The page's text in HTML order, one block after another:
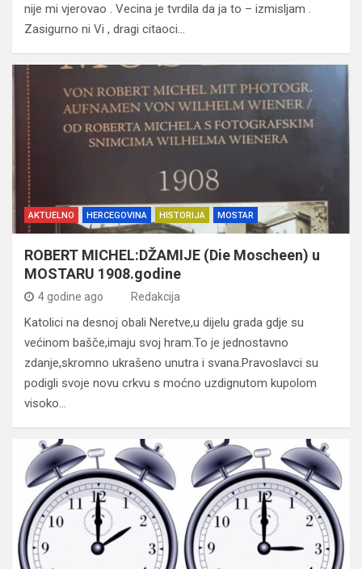
nije mi vjerovao . Vecina je tvrdila da ja to – izmisljam .
Zasigurno ni Vi , dragi citaoci…
AKTUELNO HERCEGOVINA HISTORIJA MOSTAR
ROBERT MICHEL:DŽAMIJE (Die Moscheen) u
MOSTARU 1908.godine
4 godine ago Redakcija
Katolici na desnoj obali Neretve,u dijelu grada gdje su
većinom bašče,imaju svoj hram.To je jednostavno
zdanje,skromno ukrašeno unutra i svana.Pravoslavci su
podigli svoje novu crkvu s moćno uzdignutom kupolom
visoko…